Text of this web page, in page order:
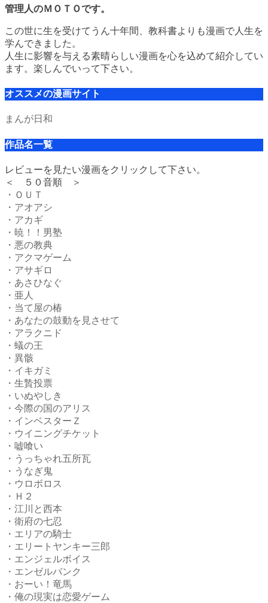
管理人のＭＯＴＯです。
この世に生を受けてうん十年間、教科書よりも漫画で人生を
学んできました。
人生に影響を与える素晴らしい漫画を心を込めて紹介してい
ます。楽しんでいって下さい。
オススメの漫画サイト
まんが日和
作品名一覧
レビューを見たい漫画をクリックして下さい。
＜ ５０音順 ＞
・ＯＵＴ
・アオアシ
・アカギ
・暁！！男塾
・悪の教典
・アクマゲーム
・アサギロ
・あさひなぐ
・亜人
・当て屋の椿
・あなたの鼓動を見させて
・アラクニド
・蟻の王
・異骸
・イキガミ
・生贄投票
・いぬやしき
・今際の国のアリス
・インベスターＺ
・ウイニングチケット
・嘘喰い
・うっちゃれ五所瓦
・うなぎ鬼
・ウロボロス
・Ｈ２
・江川と西本
・衛府の七忍
・エリアの騎士
・エリートヤンキー三郎
・エンジェルボイス
・エンゼルバンク
・おーい！竜馬
・俺の現実は恋愛ゲーム